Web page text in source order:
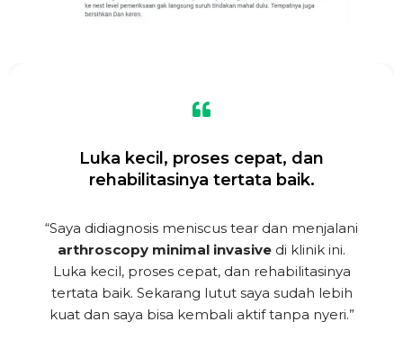
Luka kecil, proses cepat, dan
rehabilitasinya tertata baik.
“Saya didiagnosis meniscus tear dan menjalani
arthroscopy minimal invasive di klinik ini.
Luka kecil, proses cepat, dan rehabilitasinya
tertata baik. Sekarang lutut saya sudah lebih
kuat dan saya bisa kembali aktif tanpa nyeri.”